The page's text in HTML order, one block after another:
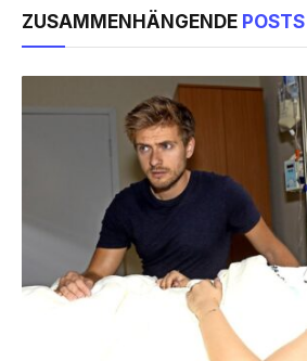
ZUSAMMENHÄNGENDE POSTS